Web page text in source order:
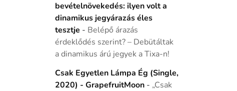
bevételnövekedés: ilyen volt a
dinamikus jegyárazás éles
tesztje - Belépő árazás
érdeklődés szerint? – Debütáltak
a dinamikus árú jegyek a Tixa-n!
Csak Egyetlen Lámpa Ég (Single,
2020) - GrapefruitMoon- „Csak